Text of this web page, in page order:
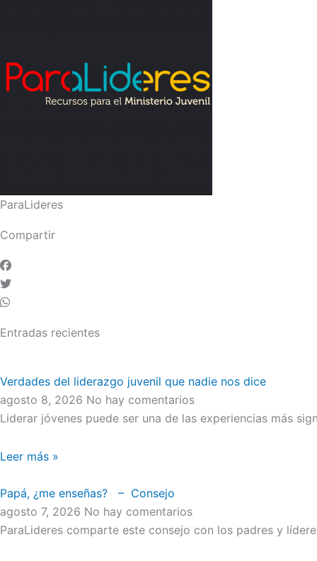
ParaLideres
Compartir
Entradas recientes
Verdades del liderazgo juvenil que nadie nos dice
agosto 8, 2026 No hay comentarios
Liderar jóvenes puede ser una de las experiencias más
Leer más »
Papá, ¿me enseñas? – Consejo
agosto 7, 2026 No hay comentarios
ParaLideres comparte este consejo con los padres y